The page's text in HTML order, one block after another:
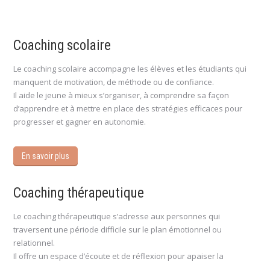
Coaching scolaire
Le coaching scolaire accompagne les élèves et les étudiants qui
manquent de motivation, de méthode ou de confiance.
Il aide le jeune à mieux s’organiser, à comprendre sa façon
d’apprendre et à mettre en place des stratégies efficaces pour
progresser et gagner en autonomie.
En savoir plus
Coaching thérapeutique
Le coaching thérapeutique s’adresse aux personnes qui
traversent une période difficile sur le plan émotionnel ou
relationnel.
Il offre un espace d’écoute et de réflexion pour apaiser la